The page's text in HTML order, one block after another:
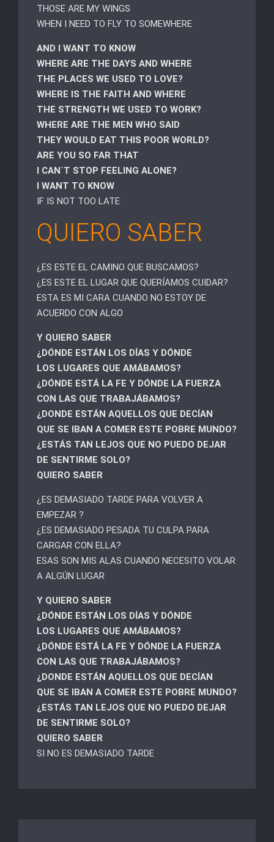
THOSE ARE MY WINGS
WHEN I NEED TO FLY TO SOMEWHERE
AND I WANT TO KNOW
WHERE ARE THE DAYS AND WHERE
THE PLACES WE USED TO LOVE?
WHERE IS THE FAITH AND WHERE
THE STRENGTH WE USED TO WORK?
WHERE ARE THE MEN WHO SAID
THEY WOULD EAT THIS POOR WORLD?
ARE YOU SO FAR THAT
I CAN´T STOP FEELING ALONE?
I WANT TO KNOW
IF IS NOT TOO LATE
QUIERO SABER
¿ES ESTE EL CAMINO QUE BUSCAMOS?
¿ES ESTE EL LUGAR QUE QUERÍAMOS CUIDAR?
ESTA ES MI CARA CUANDO NO ESTOY DE
ACUERDO CON ALGO
Y QUIERO SABER
¿DÓNDE ESTÁN LOS DÍAS Y DÓNDE
LOS LUGARES QUE AMÁBAMOS?
¿DÓNDE ESTÁ LA FE Y DÓNDE LA FUERZA
CON LAS QUE TRABAJÁBAMOS?
¿DONDE ESTÁN AQUELLOS QUE DECÍAN
QUE SE IBAN A COMER ESTE POBRE MUNDO?
¿ESTÁS TAN LEJOS QUE NO PUEDO DEJAR
DE SENTIRME SOLO?
QUIERO SABER
¿ES DEMASIADO TARDE PARA VOLVER A
EMPEZAR ?
¿ES DEMASIADO PESADA TU CULPA PARA
CARGAR CON ELLA?
ESAS SON MIS ALAS CUANDO NECESITO VOLAR
A ALGÚN LUGAR
Y QUIERO SABER
¿DÓNDE ESTÁN LOS DÍAS Y DÓNDE
LOS LUGARES QUE AMÁBAMOS?
¿DÓNDE ESTÁ LA FE Y DÓNDE LA FUERZA
CON LAS QUE TRABAJÁBAMOS?
¿DONDE ESTÁN AQUELLOS QUE DECÍAN
QUE SE IBAN A COMER ESTE POBRE MUNDO?
¿ESTÁS TAN LEJOS QUE NO PUEDO DEJAR
DE SENTIRME SOLO?
QUIERO SABER
SI NO ES DEMASIADO TARDE